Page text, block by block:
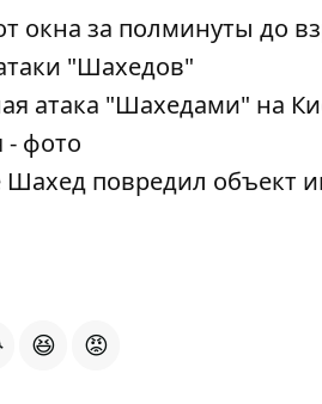
окна за полминуты до
"Шахедов"
атака "Шахедами" на
- фото
повредил объект
😆 😡